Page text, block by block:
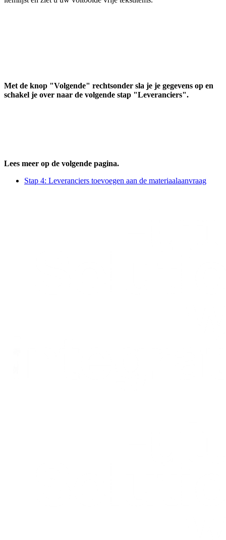
Met de knop "Volgende" rechtsonder sla je je gegevens op en
schakel je over naar de volgende stap "Leveranciers".
Lees meer op de volgende pagina.
Stap 4: Leveranciers toevoegen aan de materiaalaanvraag